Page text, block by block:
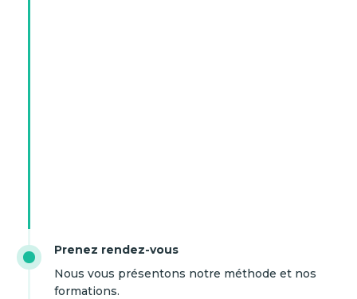
Prenez rendez-vous
Nous vous présentons notre méthode et nos
formations.